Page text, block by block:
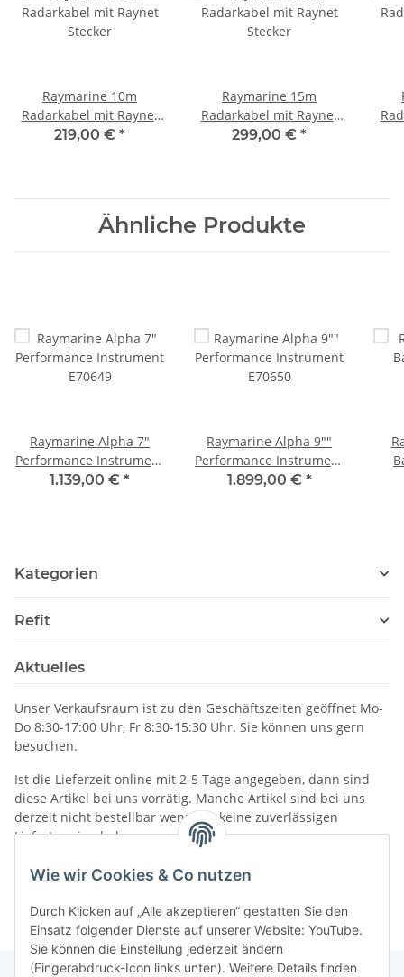
Wie wir Cookies & Co nutzen
Durch Klicken auf „Alle akzeptieren“ gestatten Sie den
Einsatz folgender Dienste auf unserer Website: YouTube.
Sie können die Einstellung jederzeit ändern
(Fingerabdruck-Icon links unten). Weitere Details finden
Raymarine 10m
Radarkabel mit Raynet
Stecker
219,00 € *
Raymarine 15m
Radarkabel mit Raynet
Stecker
299,00 € *
Ähnliche Produkte
Raymarine Alpha 7"
Performance Instrument
E70649
1.139,00 € *
Raymarine Alpha 9""
Performance Instrument
E70650
1.899,00 € *
Kategorien
Refit
Aktuelles
Unser Verkaufsraum ist zu den Geschäftszeiten geöffnet Mo-
Do 8:30-17:00 Uhr, Fr 8:30-15:30 Uhr. Sie können uns gern
besuchen.
Ist die Lieferzeit online mit 2-5 Tage angegeben, dann sind
diese Artikel bei uns vorrätig. Manche Artikel sind bei uns
derzeit nicht bestellbar wenn wir keine zuverlässigen
Liefertermine haben.
Informationen